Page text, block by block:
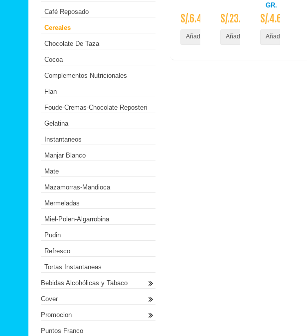
S/.6.40
Añadir al Carrito
S/.23.50
Añadir al Carrito
GR.
S/.4.60
Añadir al Carrito
Café Reposado
Cereales
Chocolate De Taza
Cocoa
Complementos Nutricionales
Flan
Foude-Cremas-Chocolate Reposteri
Gelatina
Instantaneos
Manjar Blanco
Mate
Mazamorras-Mandioca
Mermeladas
Miel-Polen-Algarrobina
Pudin
Refresco
Tortas Instantaneas
Bebidas Alcohólicas y Tabaco
Cover
Promocion
Puntos Franco